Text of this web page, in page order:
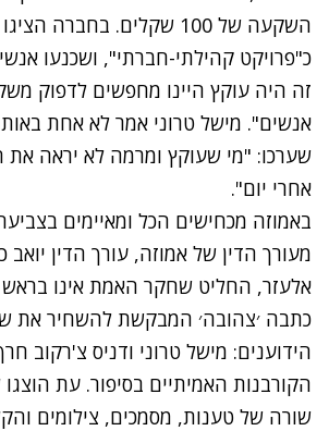
השקעה של 100 שקלים. בחברה
כ"פרויקט קהילתי-חברתי", ושכנעו
אנשים". מישל טרוני אמר לא אחת
שערכו: "מי שעוקץ ומרמה לא יראה את
אחרי יום".
מעורך הדין של אמוזה, עורך הדין יואב
אלעזר, החליט שחקר האמת אינו בראש
כתבה ׳צהובה׳ המבקשת להשחיר את
הידוענים: מישל טרוני ודניס צ'רקוב
שורה של טענות, מסמכים, צילומים